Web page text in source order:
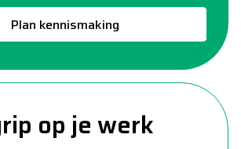
Plan kennismaking
op je werk